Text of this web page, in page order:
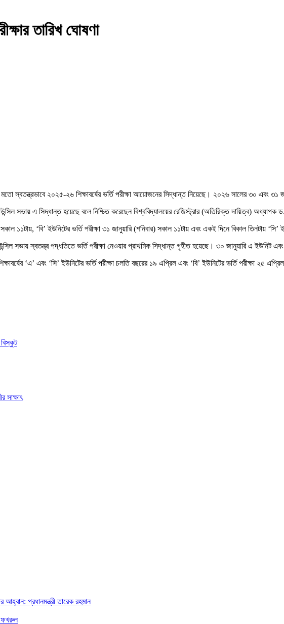
তারিখ ঘোষণা
স্বতন্ত্রভাবে ২০২৫-২৬ শিক্ষাবর্ষের ভর্তি পরীক্ষা আয়োজনের সিদ্ধান্ত নিয়েছে। ২০২৬ সালের ৩০ এবং ৩১
সভায় এ সিদ্ধান্ত হয়েছে বলে নিশ্চিত করেছেন বিশ্ববিদ্যালয়ের রেজিস্ট্রার (অতিরিক্ত দায়িত্ব)
১১টায়, ‘বি’ ইউনিটের ভর্তি পরীক্ষা ৩১ জানুয়ারি (শনিবার) সকাল ১১টায় এবং একই দিনে বিকাল তিনটায় ‘সি’
স্বতন্ত্র পদ্ধতিতে ভর্তি পরীক্ষা নেওয়ার প্রাথমিক সিদ্ধান্ত গৃহীত হয়েছে। ৩০ জানুয়ারি এ ইউনিট এবং
‘এ’ এবং ‘সি’ ইউনিটের ভর্তি পরীক্ষা চলতি বছরের ১৯ এপ্রিল এবং ‘বি’ ইউনিটের ভর্তি পরীক্ষা ২৫
সাক্ষাৎ
আহ্বান: প্রধানমন্ত্রী তারেক রহমান
ফখরুল